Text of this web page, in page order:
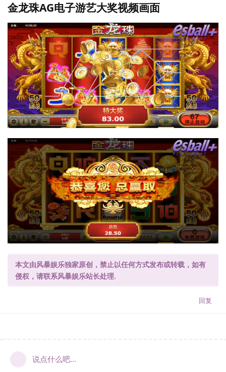
金龙珠AG电子游艺大奖视频画面
本文由风暴娱乐独家原创，禁止以任何方式发布或转载，如有
侵权，请联系风暴娱乐站长处理.
回复
说点什么吧...